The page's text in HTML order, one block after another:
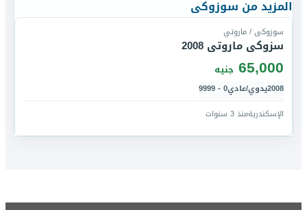
المزيد من سوزوكى
سوزوكى / ماروتي
سزوكى ماروتى 2008
65,000 جنيه
2008يدوي/عادي0 - 9999
الإسكندريةمنذ 3 سنوات